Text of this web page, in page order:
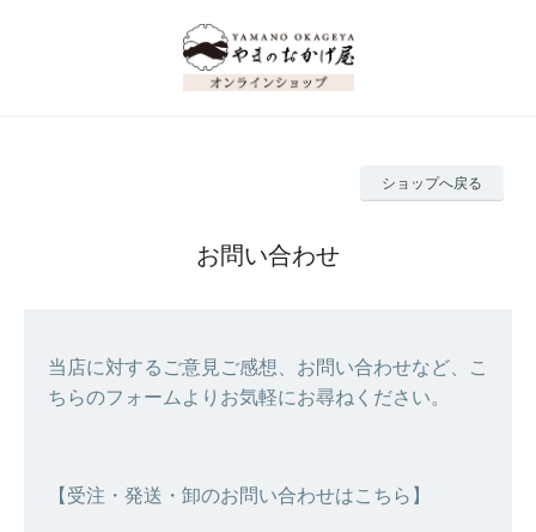
ショップへ戻る
お問い合わせ
当店に対するご意見ご感想、お問い合わせなど、こ
ちらのフォームよりお気軽にお尋ねください。
【受注・発送・卸のお問い合わせはこちら】